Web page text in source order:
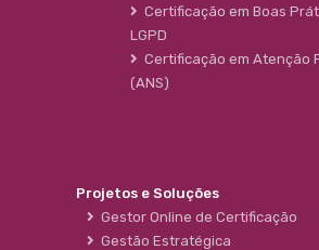
Certificação em Boas
LGPD
Certificação em Atenção
(ANS)
Projetos e Soluções
Gestor Online de Certificação
Gestão Estratégica